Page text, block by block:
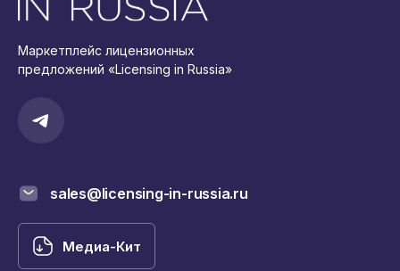
Маркетплейс лицензионных
предложений «Licensing in Russia»
sales@licensing-in-russia.ru
Медиа-Кит